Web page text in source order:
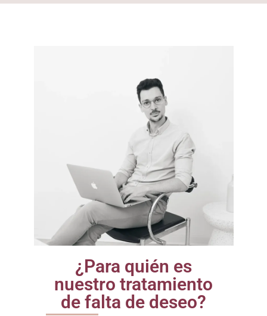
¿Para quién es
nuestro tratamiento
de falta de deseo?